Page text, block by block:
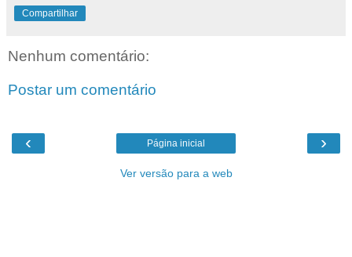
Compartilhar
Nenhum comentário:
Postar um comentário
‹ ›
Página inicial
Ver versão para a web